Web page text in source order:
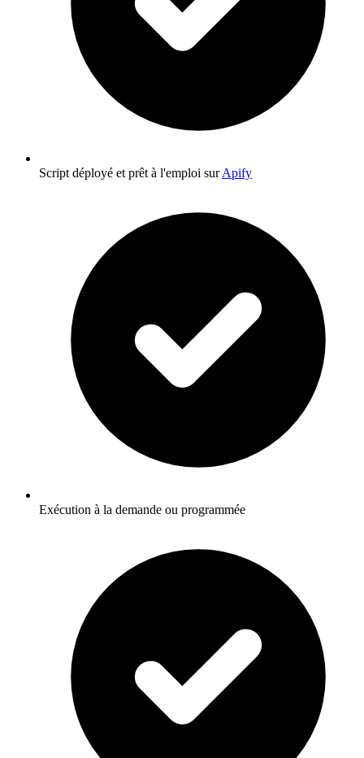
Script déployé et prêt à l'emploi surApify
Exécution à la demande ou programmée